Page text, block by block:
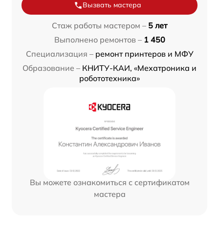
Вызвать мастера
Стаж работы мастером – 5 лет
Выполнено ремонтов – 1 450
Специализация – ремонт принтеров и МФУ
Образование – КНИТУ-КАИ, «Мехатроника и
робототехника»
Вы можете ознакомиться с сертификатом
мастера